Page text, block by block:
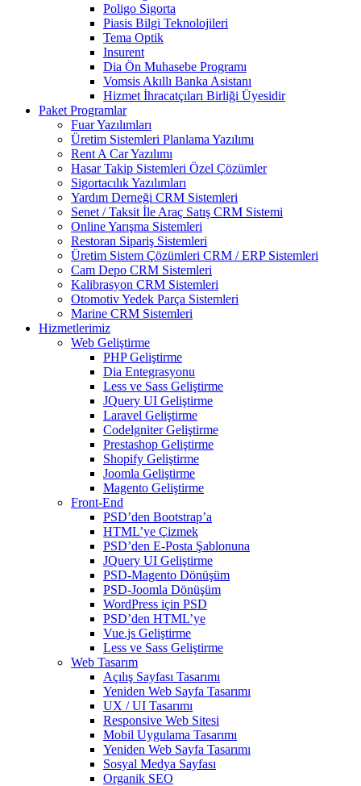
Poligo Sigorta
Piasis Bilgi Teknolojileri
Tema Optik
Insurent
Dia Ön Muhasebe Programı
Vomsis Akıllı Banka Asistanı
Hizmet İhracatçıları Birliği Üyesidir
Paket Programlar
Fuar Yazılımları
Üretim Sistemleri Planlama Yazılımı
Rent A Car Yazılımı
Hasar Takip Sistemleri Özel Çözümler
Sigortacılık Yazılımları
Yardım Derneği CRM Sistemleri
Senet / Taksit İle Araç Satış CRM Sistemi
Online Yarışma Sistemleri
Restoran Sipariş Sistemleri
Üretim Sistem Çözümleri CRM / ERP Sistemleri
Cam Depo CRM Sistemleri
Kalibrasyon CRM Sistemleri
Otomotiv Yedek Parça Sistemleri
Marine CRM Sistemleri
Hizmetlerimiz
Web Geliştirme
PHP Geliştirme
Dia Entegrasyonu
Less ve Sass Geliştirme
JQuery UI Geliştirme
Laravel Geliştirme
Codelgniter Geliştirme
Prestashop Geliştirme
Shopify Geliştirme
Joomla Geliştirme
Magento Geliştirme
Front-End
PSD’den Bootstrap’a
HTML’ye Çizmek
PSD’den E-Posta Şablonuna
JQuery UI Geliştirme
PSD-Magento Dönüşüm
PSD-Joomla Dönüşüm
WordPress için PSD
PSD’den HTML’ye
Vue.js Geliştirme
Less ve Sass Geliştirme
Web Tasarım
Açılış Sayfası Tasarımı
Yeniden Web Sayfa Tasarımı
UX / UI Tasarımı
Responsive Web Sitesi
Mobil Uygulama Tasarımı
Yeniden Web Sayfa Tasarımı
Sosyal Medya Sayfası
Organik SEO